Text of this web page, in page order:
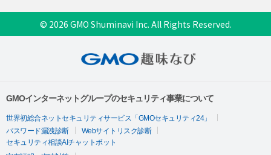
© 2026 GMO Shuminavi Inc. All Rights Reserved.